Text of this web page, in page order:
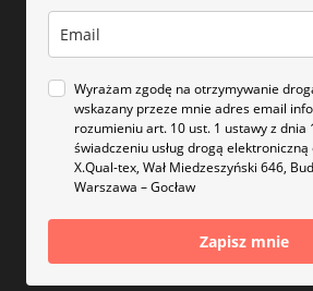
Wyrażam zgodę na otrzymywanie
wskazany przeze mnie adres email
rozumieniu art. 10 ust. 1 ustawy z dnia
świadczeniu usług drogą
X.Qual-tex, Wał Miedzeszyński 646,
Warszawa – Gocław
Zapisz mnie